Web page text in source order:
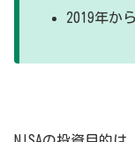
2019年か